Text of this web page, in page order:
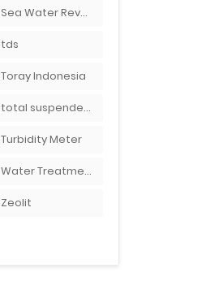
Sea Water Reverse Osmosis
tds
Toray Indonesia
total suspended solid
Turbidity Meter
Water Treatment
Zeolit